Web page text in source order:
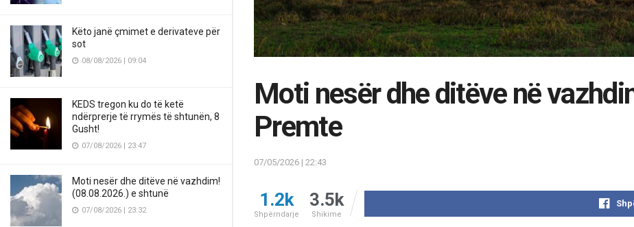
Këto janë çmimet e derivateve për
sot
08/08/2026 | 09:04
KEDS tregon ku do të ketë
ndërprerje të rrymës të shtunën, 8
Gusht!
07/08/2026 | 23:47
Moti nesër dhe ditëve në vazhdim!
(08.08.2026.) e shtunë
07/08/2026 | 23:32
Moti nesër dhe ditëve në
Premte
07/05/2026 | 22:43
1.2k
Shpërndarje
3.5k
Shikime